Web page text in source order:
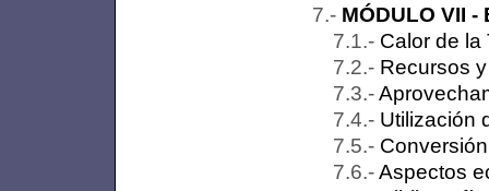
MÓDULO VII
Calor de la
Recursos
Utilización
Aspectos